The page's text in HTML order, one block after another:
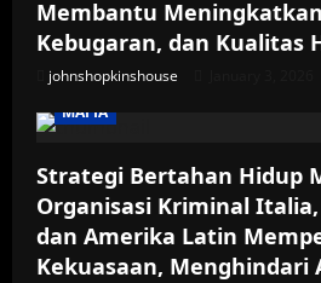
Membantu
Kebugaran, dan Kualitas
johnshopkinshouse
MAFIA
Strategi Bertahan Hidup
Organisasi Kriminal Italia,
dan Amerika Latin
Kekuasaan, Menghindari